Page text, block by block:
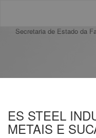
Secretaria de Estado da
ES STEEL
METAIS E